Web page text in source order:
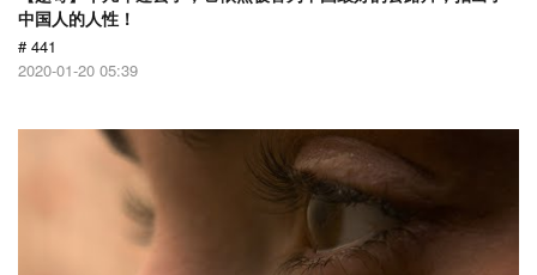
中国人的人性！
# 441
2020-01-20 05:39